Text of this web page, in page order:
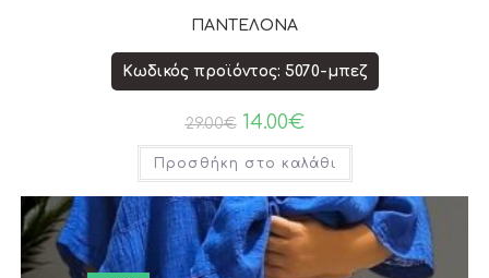
ΠΑΝΤΕΛΟΝΑ
Κωδικός προϊόντος: 5070-μπεζ
29.00€ 14.00€
Προσθήκη στο καλάθι